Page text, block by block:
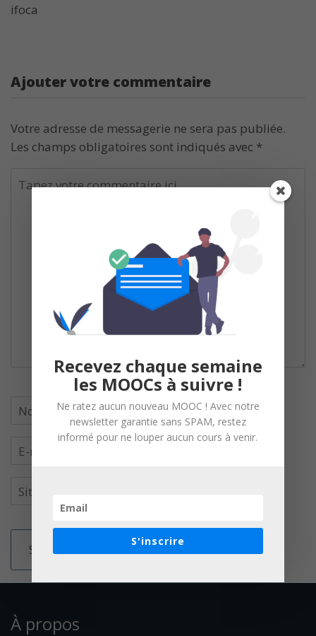
ifoca
Ajouter votre commentaire
Votre adresse de messagerie ne sera pas publiée.
Les champs obligatoires sont indiqués avec *
À propos
Recevez chaque semaine
les MOOCs à suivre !
Ne ratez aucun nouveau MOOC ! Avec notre
newsletter garantie sans SPAM, restez
informé pour ne louper aucun cours à venir.
S'inscrire